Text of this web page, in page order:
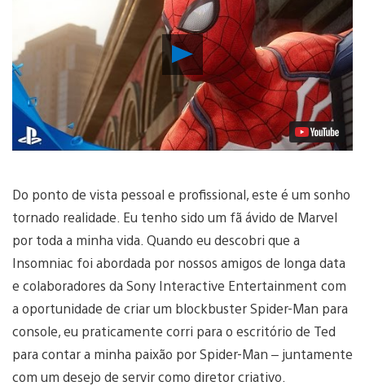
Reproduzir
Vídeo
Do ponto de vista pessoal e profissional, este é um sonho
tornado realidade. Eu tenho sido um fã ávido de Marvel
por toda a minha vida. Quando eu descobri que a
Insomniac foi abordada por nossos amigos de longa data
e colaboradores da Sony Interactive Entertainment com
a oportunidade de criar um blockbuster Spider-Man para
console, eu praticamente corri para o escritório de Ted
para contar a minha paixão por Spider-Man – juntamente
com um desejo de servir como diretor criativo.